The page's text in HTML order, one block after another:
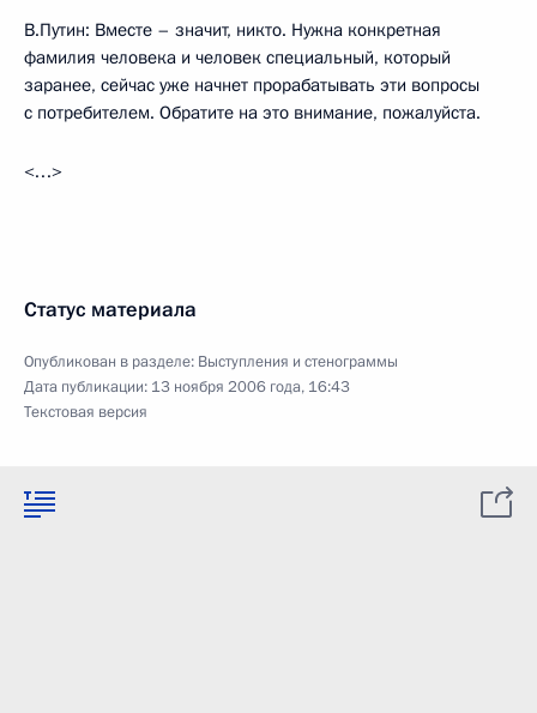
В.Путин: Вместе – значит, никто. Нужна конкретная
фамилия человека и человек специальный, который
заранее, сейчас уже начнет прорабатывать эти вопросы
с потребителем. Обратите на это внимание, пожалуйста.
<…>
Статус материала
Опубликован в разделе: Выступления и стенограммы
Дата публикации: 13 ноября 2006 года, 16:43
Текстовая версия